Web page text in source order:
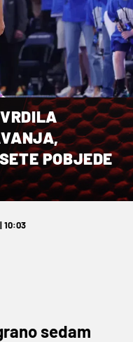
POBJEDE
10:03
sedam